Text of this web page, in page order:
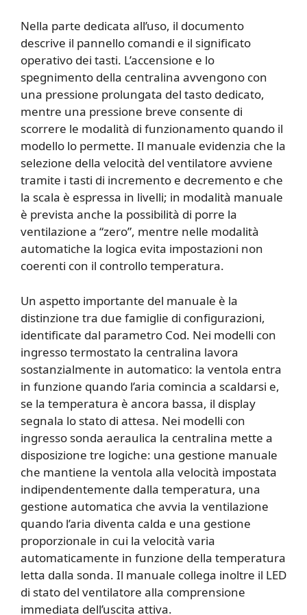
Nella parte dedicata all’uso, il documento
descrive il pannello comandi e il significato
operativo dei tasti. L’accensione e lo
spegnimento della centralina avvengono con
una pressione prolungata del tasto dedicato,
mentre una pressione breve consente di
scorrere le modalità di funzionamento quando il
modello lo permette. Il manuale evidenzia che la
selezione della velocità del ventilatore avviene
tramite i tasti di incremento e decremento e che
la scala è espressa in livelli; in modalità manuale
è prevista anche la possibilità di porre la
ventilazione a “zero”, mentre nelle modalità
automatiche la logica evita impostazioni non
coerenti con il controllo temperatura.
Un aspetto importante del manuale è la
distinzione tra due famiglie di configurazioni,
identificate dal parametro Cod. Nei modelli con
ingresso termostato la centralina lavora
sostanzialmente in automatico: la ventola entra
in funzione quando l’aria comincia a scaldarsi e,
se la temperatura è ancora bassa, il display
segnala lo stato di attesa. Nei modelli con
ingresso sonda aeraulica la centralina mette a
disposizione tre logiche: una gestione manuale
che mantiene la ventola alla velocità impostata
indipendentemente dalla temperatura, una
gestione automatica che avvia la ventilazione
quando l’aria diventa calda e una gestione
proporzionale in cui la velocità varia
automaticamente in funzione della temperatura
letta dalla sonda. Il manuale collega inoltre il LED
di stato del ventilatore alla comprensione
immediata dell’uscita attiva.